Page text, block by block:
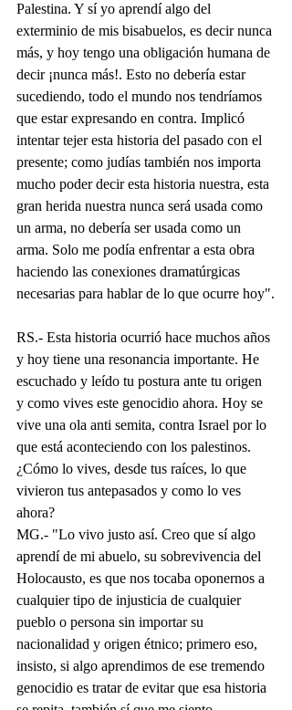
Palestina. Y sí yo aprendí algo del
exterminio de mis bisabuelos, es decir nunca
más, y hoy tengo una obligación humana de
decir ¡nunca más!. Esto no debería estar
sucediendo, todo el mundo nos tendríamos
que estar expresando en contra. Implicó
intentar tejer esta historia del pasado con el
presente; como judías también nos importa
mucho poder decir esta historia nuestra, esta
gran herida nuestra nunca será usada como
un arma, no debería ser usada como un
arma. Solo me podía enfrentar a esta obra
haciendo las conexiones dramatúrgicas
necesarias para hablar de lo que ocurre hoy".
RS.- Esta historia ocurrió hace muchos años
y hoy tiene una resonancia importante. He
escuchado y leído tu postura ante tu origen
y como vives este genocidio ahora. Hoy se
vive una ola anti semita, contra Israel por lo
que está aconteciendo con los palestinos.
¿Cómo lo vives, desde tus raíces, lo que
vivieron tus antepasados y como lo ves
ahora?
MG.- "Lo vivo justo así. Creo que sí algo
aprendí de mi abuelo, su sobrevivencia del
Holocausto, es que nos tocaba oponernos a
cualquier tipo de injusticia de cualquier
pueblo o persona sin importar su
nacionalidad y origen étnico; primero eso,
insisto, si algo aprendimos de ese tremendo
genocidio es tratar de evitar que esa historia